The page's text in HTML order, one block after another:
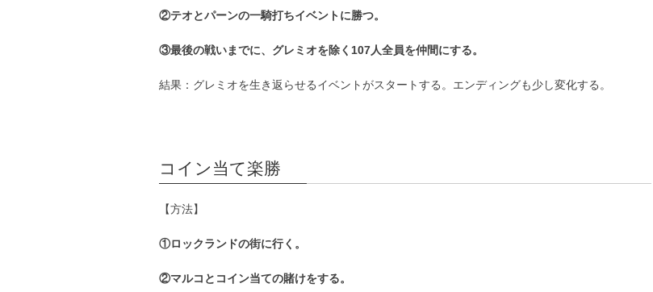
②テオとパーンの一騎打ちイベントに勝つ。
③最後の戦いまでに、グレミオを除く107人全員を仲間にする。
結果：グレミオを生き返らせるイベントがスタートする。エンディングも少し変化する。
コイン当て楽勝
【方法】
①ロックランドの街に行く。
②マルコとコイン当ての賭けをする。